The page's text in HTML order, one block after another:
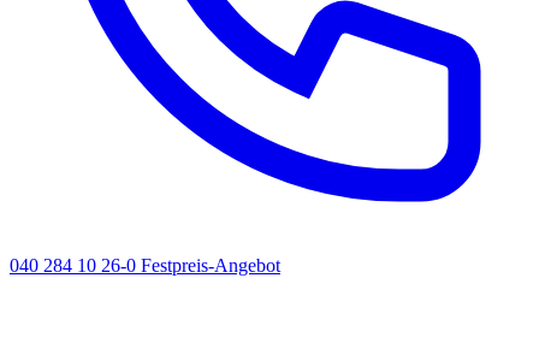
040 284 10 26-0 Festpreis-Angebot